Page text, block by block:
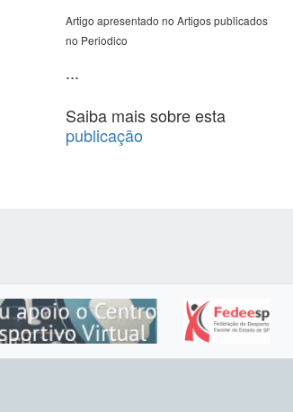
Artigo apresentado no Artigos publicados
no Periodico
...
Saiba mais sobre esta
publicação